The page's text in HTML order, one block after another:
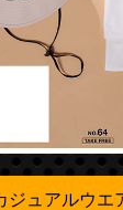
ジュアルウエ